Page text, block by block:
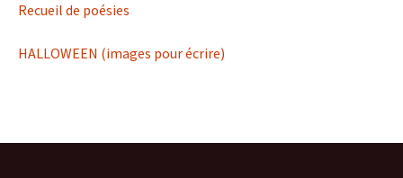
Recueil de poésies
HALLOWEEN (images pour écrire)